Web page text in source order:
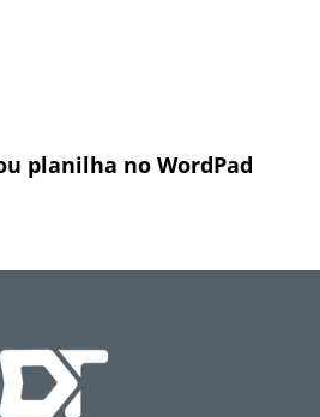
planilha no WordPad